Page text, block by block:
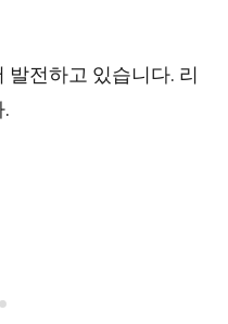
발전하고 있습니다. 리